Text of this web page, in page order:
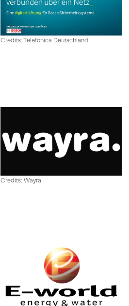
Credits: Telefónica Deutschland
Credits: Wayra